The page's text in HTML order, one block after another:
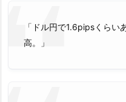
「ドル円で1.6pipsくらい
高。」